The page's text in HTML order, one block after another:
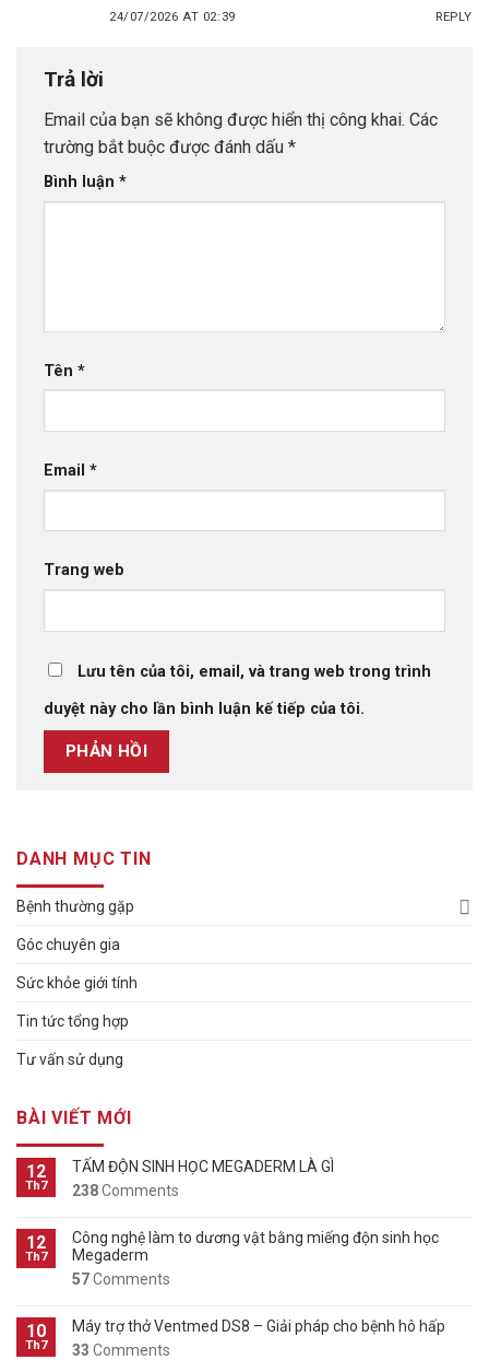
24/07/2026 AT 02:39 REPLY
Trả lời
Email của bạn sẽ không được hiển thị công khai. Các
trường bắt buộc được đánh dấu *
Bình luận *
Tên *
Email *
Trang web
Lưu tên của tôi, email, và trang web trong trình
duyệt này cho lần bình luận kế tiếp của tôi.
DANH MỤC TIN
Bệnh thường gặp
Góc chuyên gia
Sức khỏe giới tính
Tin tức tổng hợp
Tư vấn sử dụng
BÀI VIẾT MỚI
12
Th7
TẤM ĐỘN SINH HỌC MEGADERM LÀ GÌ
238Comments
12
Th7
Công nghệ làm to dương vật bằng miếng độn sinh học
Megaderm
57Comments
10
Th7
Máy trợ thở Ventmed DS8 – Giải pháp cho bệnh hô hấp
33 Comments